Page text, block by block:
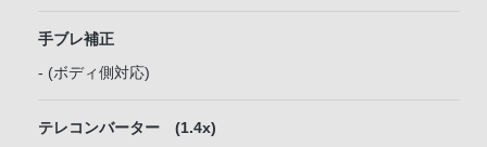
手ブレ補正
- (ボディ側対応)
テレコンバーター (1.4x)